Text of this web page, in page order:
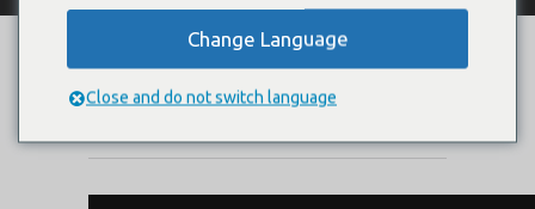
БЕРЦЕЛИЯ
Change Language
Close and do not switch language